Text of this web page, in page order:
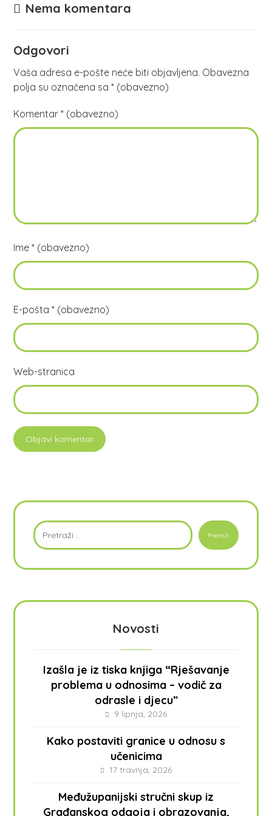
Nema komentara
Odgovori
Vaša adresa e-pošte neće biti objavljena. Obavezna
polja su označena sa* (obavezno)
Komentar* (obavezno)
Ime* (obavezno)
E-pošta* (obavezno)
Web-stranica
Novosti
Izašla je iz tiska knjiga “Rješavanje
problema u odnosima – vodič za
odrasle i djecu”
9 lipnja, 2026
Kako postaviti granice u odnosu s
učenicima
17 travnja, 2026
Međužupanijski stručni skup iz
Građanskog odgoja i obrazovanja,